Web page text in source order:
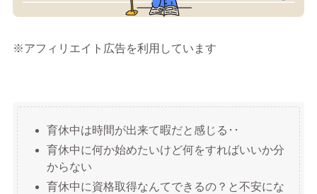
※アフィリエイト広告を利用しています
育休中は時間が出来て暇だと感じる･･
育休中に何か始めたいけど何をすればいいか分
からない
育休中に資格取得なんてできるの？と不安にな